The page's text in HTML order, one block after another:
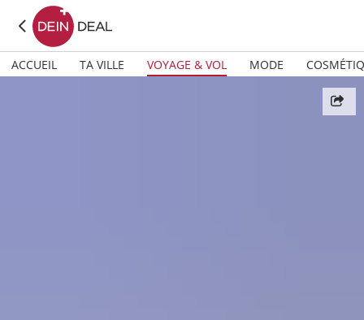
ACCUEIL TA VILLE VOYAGE & VOL MODE